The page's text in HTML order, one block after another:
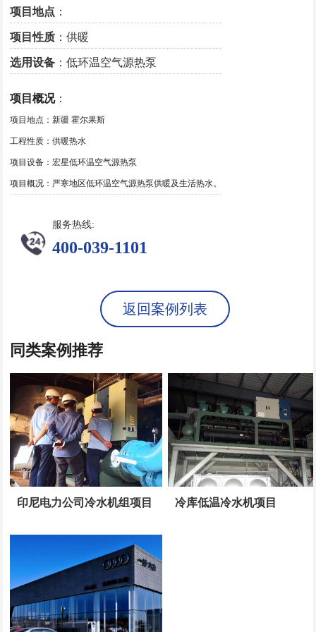
项目地点 ：
项目性质 ：供暖
选用设备 ：低环温空气源热泵
项目概况：
项目地点：新疆 霍尔果斯
工程性质：供暖热水
项目设备：宏星低环温空气源热泵
项目概况：严寒地区低环温空气源热泵供暖及生活热水。
服务热线:
400-039-1101
返回案例列表
同类案例推荐
印尼电力公司冷水机组项目 冷库低温冷水机项目